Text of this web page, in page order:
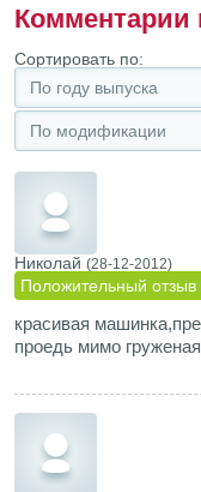
Комментарии
Сортировать по:
По году выпуска
По модификации
Николай (28-12-2012)
Положительный отзыв
красивая
проедь мимо